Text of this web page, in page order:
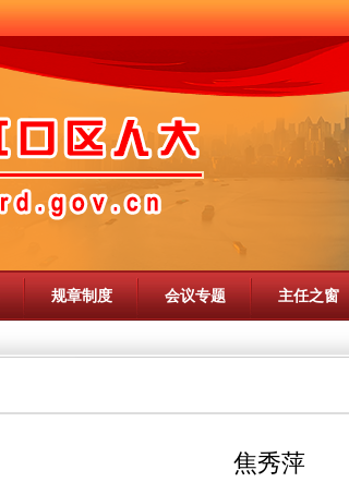
规章制度 会议专题 主任之窗
焦秀萍